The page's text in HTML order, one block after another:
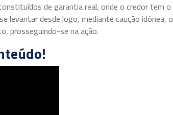
de garantia real, onde o credor tem o
levantar desde logo, mediante caução idônea, o
prosseguindo-se na ação.